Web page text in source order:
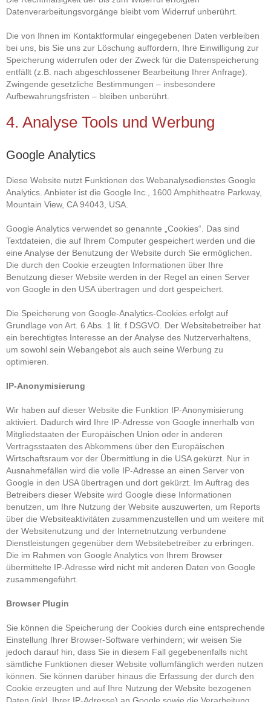
Datenverarbeitungsvorgänge bleibt vom Widerruf unberührt.
Die von Ihnen im Kontaktformular eingegebenen Daten verbleiben
bei uns, bis Sie uns zur Löschung auffordern, Ihre Einwilligung zur
Speicherung widerrufen oder der Zweck für die Datenspeicherung
entfällt (z.B. nach abgeschlossener Bearbeitung Ihrer Anfrage).
Zwingende gesetzliche Bestimmungen – insbesondere
Aufbewahrungsfristen – bleiben unberührt.
4. Analyse Tools und Werbung
Google Analytics
Diese Website nutzt Funktionen des Webanalysedienstes Google
Analytics. Anbieter ist die Google Inc., 1600 Amphitheatre Parkway,
Mountain View, CA 94043, USA.
Google Analytics verwendet so genannte „Cookies“. Das sind
Textdateien, die auf Ihrem Computer gespeichert werden und die
eine Analyse der Benutzung der Website durch Sie ermöglichen.
Die durch den Cookie erzeugten Informationen über Ihre
Benutzung dieser Website werden in der Regel an einen Server
von Google in den USA übertragen und dort gespeichert.
Die Speicherung von Google-Analytics-Cookies erfolgt auf
Grundlage von Art. 6 Abs. 1 lit. f DSGVO. Der Websitebetreiber hat
ein berechtigtes Interesse an der Analyse des Nutzerverhaltens,
um sowohl sein Webangebot als auch seine Werbung zu
optimieren.
IP-Anonymisierung
Wir haben auf dieser Website die Funktion IP-Anonymisierung
aktiviert. Dadurch wird Ihre IP-Adresse von Google innerhalb von
Mitgliedstaaten der Europäischen Union oder in anderen
Vertragsstaaten des Abkommens über den Europäischen
Wirtschaftsraum vor der Übermittlung in die USA gekürzt. Nur in
Ausnahmefällen wird die volle IP-Adresse an einen Server von
Google in den USA übertragen und dort gekürzt. Im Auftrag des
Betreibers dieser Website wird Google diese Informationen
benutzen, um Ihre Nutzung der Website auszuwerten, um Reports
über die Websiteaktivitäten zusammenzustellen und um weitere mit
der Websitenutzung und der Internetnutzung verbundene
Dienstleistungen gegenüber dem Websitebetreiber zu erbringen.
Die im Rahmen von Google Analytics von Ihrem Browser
übermittelte IP-Adresse wird nicht mit anderen Daten von Google
zusammengeführt.
Browser Plugin
Sie können die Speicherung der Cookies durch eine entsprechende
Einstellung Ihrer Browser-Software verhindern; wir weisen Sie
jedoch darauf hin, dass Sie in diesem Fall gegebenenfalls nicht
sämtliche Funktionen dieser Website vollumfänglich werden nutzen
können. Sie können darüber hinaus die Erfassung der durch den
Cookie erzeugten und auf Ihre Nutzung der Website bezogenen